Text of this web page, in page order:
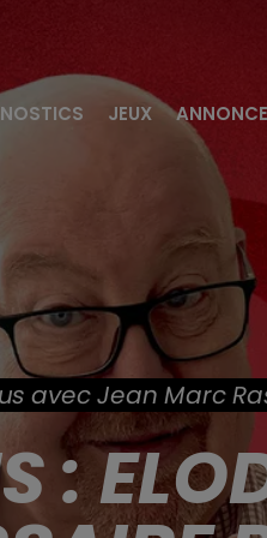
JEUX
avec Jean Marc
: